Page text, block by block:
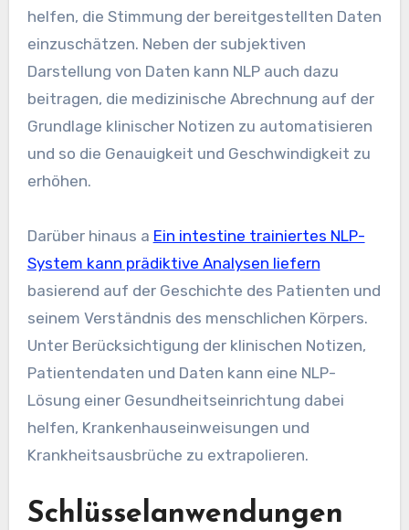
helfen, die Stimmung der bereitgestellten Daten
einzuschätzen. Neben der subjektiven
Darstellung von Daten kann NLP auch dazu
beitragen, die medizinische Abrechnung auf der
Grundlage klinischer Notizen zu automatisieren
und so die Genauigkeit und Geschwindigkeit zu
erhöhen.
Darüber hinaus a Ein intestine trainiertes NLP-
System kann prädiktive Analysen liefern
basierend auf der Geschichte des Patienten und
seinem Verständnis des menschlichen Körpers.
Unter Berücksichtigung der klinischen Notizen,
Patientendaten und Daten kann eine NLP-
Lösung einer Gesundheitseinrichtung dabei
helfen, Krankenhauseinweisungen und
Krankheitsausbrüche zu extrapolieren.
Schlüsselanwendungen